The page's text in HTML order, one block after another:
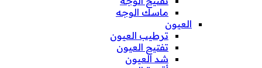
ماسك الوجه
العيون
ترطيب العيون
تفتيح العيون
شد العيون